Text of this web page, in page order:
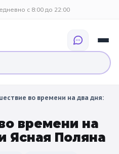
с 8:00 до 22:00
🗓️ ПО КАНИКУЛАМ
🍂 Осенние
🎉 СОБЫТИЙНЫЕ
🍂 Осенние
каникулы
во времени на два дня:
времени на
Ясная Поляна